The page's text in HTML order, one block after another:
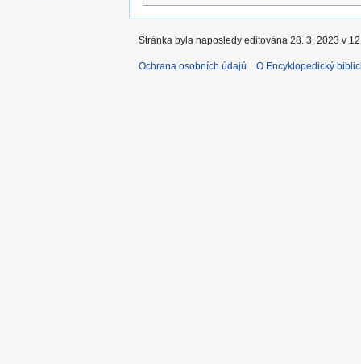
Stránka byla naposledy editována 28. 3. 2023 v
Ochrana osobních údajů O Encyklopedický